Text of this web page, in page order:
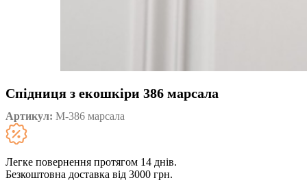
Спідниця з екошкіри 386 марсала
Артикул: М-386 марсала
Легке повернення протягом 14 днів.
Безкоштовна доставка від 3000 грн.